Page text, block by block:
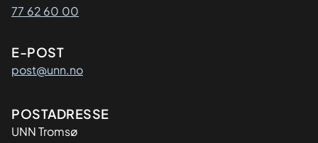
77 62 60 00
E-POST
post@unn.no
Adresse
POSTADRESSE
UNN Tromsø